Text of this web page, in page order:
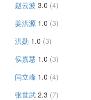
赵云波 3.0 (4)
姜洪源 1.0 (3)
洪勋 1.0 (3)
侯嘉慧 1.0 (3)
闫立峰 1.0 (4)
张世武 2.3 (7)